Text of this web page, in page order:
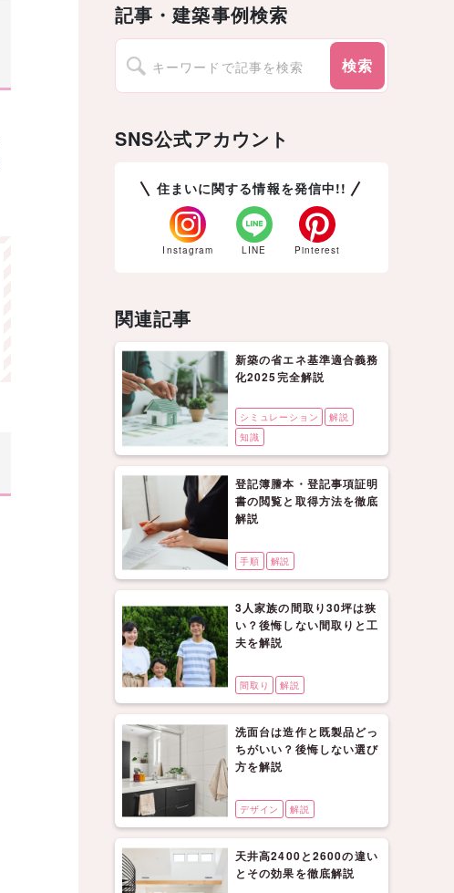
記事・建築事例検索
検索
SNS公式アカウント
住まいに関する情報を発信中!!
Instagram LINE Pinterest
関連記事
新築の省エネ基準適合義務
化2025完全解説
シミュレーション
解説
知識
登記簿謄本・登記事項証明
書の閲覧と取得方法を徹底
解説
手順 解説
3人家族の間取り30坪は狭
い？後悔しない間取りと工
夫を解説
間取り 解説
洗面台は造作と既製品どっ
ちがいい？後悔しない選び
方を解説
デザイン 解説
天井高2400と2600の違い
とその効果を徹底解説